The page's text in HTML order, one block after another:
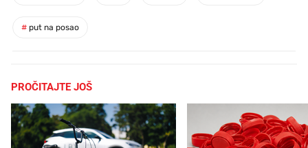
# put na posao
PROČITAJTE JOŠ